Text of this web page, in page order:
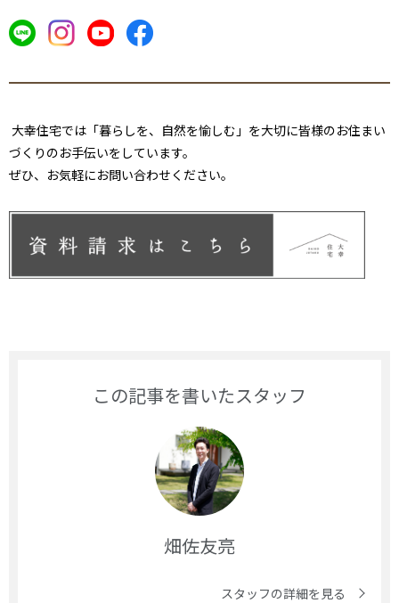
大幸住宅では「暮らしを、自然を愉しむ」を大切に皆様のお住まい
づくりのお手伝いをしています。
ぜひ、お気軽にお問い合わせください。
この記事を書いたスタッフ
畑佐友亮
スタッフの詳細を見る